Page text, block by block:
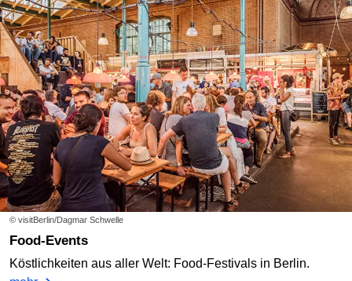
© visitBerlin/Dagmar Schwelle
Food-Events
Köstlichkeiten aus aller Welt: Food-Festivals in Berlin.